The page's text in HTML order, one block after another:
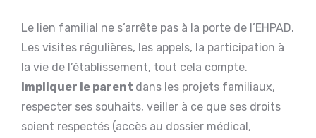
Le lien familial ne s’arrête pas à la porte de l’EHPAD.
Les visites régulières, les appels, la participation à
la vie de l’établissement, tout cela compte.
Impliquer le parent dans les projets familiaux,
respecter ses souhaits, veiller à ce que ses droits
soient respectés (accès au dossier médical,